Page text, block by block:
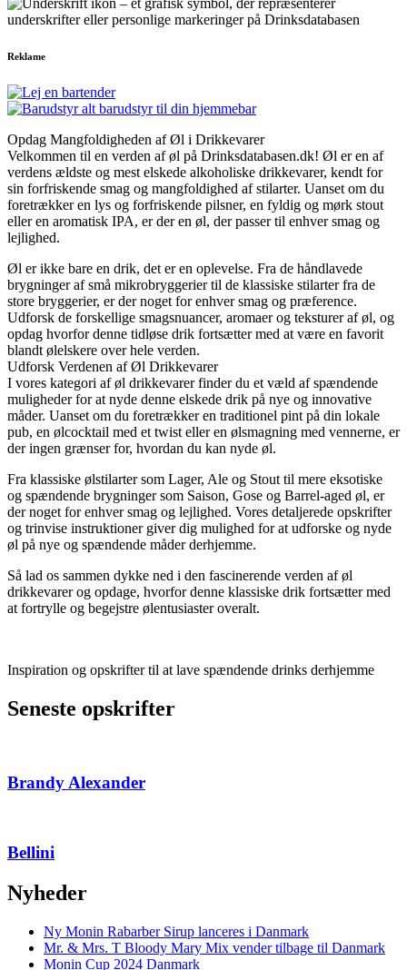
Reklame
Opdag Mangfoldigheden af Øl i Drikkevarer
Velkommen til en verden af øl på Drinksdatabasen.dk! Øl er en af
verdens ældste og mest elskede alkoholiske drikkevarer, kendt for
sin forfriskende smag og mangfoldighed af stilarter. Uanset om du
foretrækker en lys og forfriskende pilsner, en fyldig og mørk stout
eller en aromatisk IPA, er der en øl, der passer til enhver smag og
lejlighed.
Øl er ikke bare en drik, det er en oplevelse. Fra de håndlavede
brygninger af små mikrobryggerier til de klassiske stilarter fra de
store bryggerier, er der noget for enhver smag og præference.
Udforsk de forskellige smagsnuancer, aromaer og teksturer af øl, og
opdag hvorfor denne tidløse drik fortsætter med at være en favorit
blandt ølelskere over hele verden.
Udforsk Verdenen af Øl Drikkevarer
I vores kategori af øl drikkevarer finder du et væld af spændende
muligheder for at nyde denne elskede drik på nye og innovative
måder. Uanset om du foretrækker en traditionel pint på din lokale
pub, en ølcocktail med et twist eller en ølsmagning med vennerne, er
der ingen grænser for, hvordan du kan nyde øl.
Fra klassiske ølstilarter som Lager, Ale og Stout til mere eksotiske
og spændende brygninger som Saison, Gose og Barrel-aged øl, er
der noget for enhver smag og lejlighed. Vores detaljerede opskrifter
og trinvise instruktioner giver dig mulighed for at udforske og nyde
øl på nye og spændende måder derhjemme.
Så lad os sammen dykke ned i den fascinerende verden af øl
drikkevarer og opdage, hvorfor denne klassiske drik fortsætter med
at fortrylle og begejstre ølentusiaster overalt.
Inspiration og opskrifter til at lave spændende drinks derhjemme
Seneste opskrifter
Brandy Alexander
Bellini
Nyheder
Ny Monin Rabarber Sirup lanceres i Danmark
Mr. & Mrs. T Bloody Mary Mix vender tilbage til Danmark
Monin Cup 2024 Danmark